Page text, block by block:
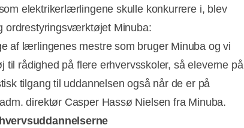
elektrikerlærlingene skulle konkurrere i, blev
ordrestyringsværktøjet Minuba:
af lærlingenes mestre som bruger Minuba og vi
til rådighed på flere erhvervsskoler, så eleverne på
tilgang til uddannelsen også når de er på
direktør Casper Hassø Nielsen fra Minuba.